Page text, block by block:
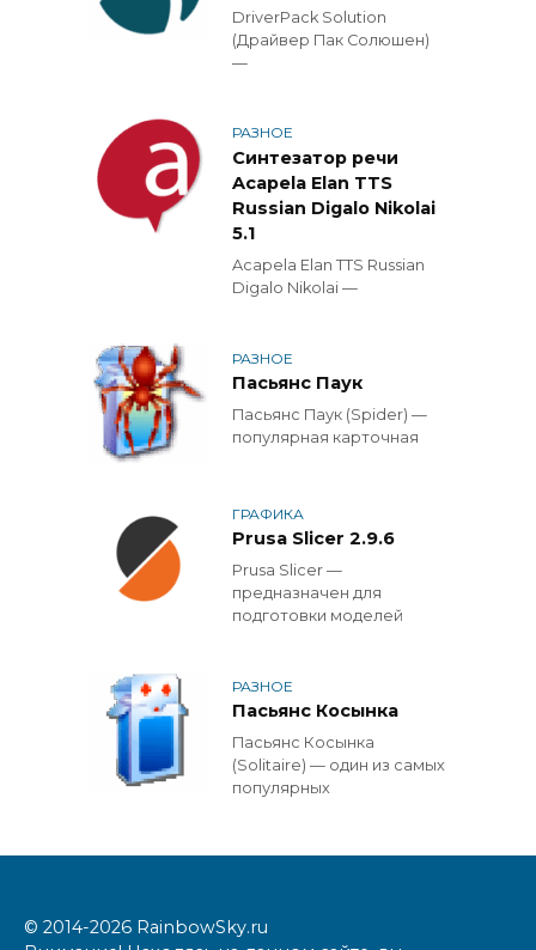
DriverPack Solution
(Драйвер Пак Солюшен)
—
РАЗНОЕ
Синтезатор речи
Acapela Elan TTS
Russian Digalo Nikolai
5.1
Acapela Elan TTS Russian
Digalo Nikolai —
РАЗНОЕ
Пасьянс Паук
Пасьянс Паук (Spider) —
популярная карточная
ГРАФИКА
Prusa Slicer 2.9.6
Prusa Slicer —
предназначен для
подготовки моделей
РАЗНОЕ
Пасьянс Косынка
Пасьянс Косынка
(Solitaire) — один из самых
популярных
© 2014-2026 RainbowSky.ru